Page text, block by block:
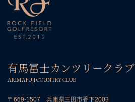
有馬冨士カンツリークラブ
ARIMAFUJI COUNTRY CLUB
〒669-1507 兵庫県三田市香下2003